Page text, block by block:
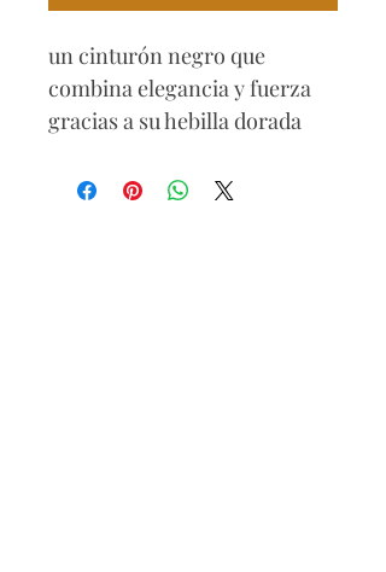
un cinturón negro que
combina elegancia y fuerza
gracias a su hebilla dorada
Perfecto para marcar la